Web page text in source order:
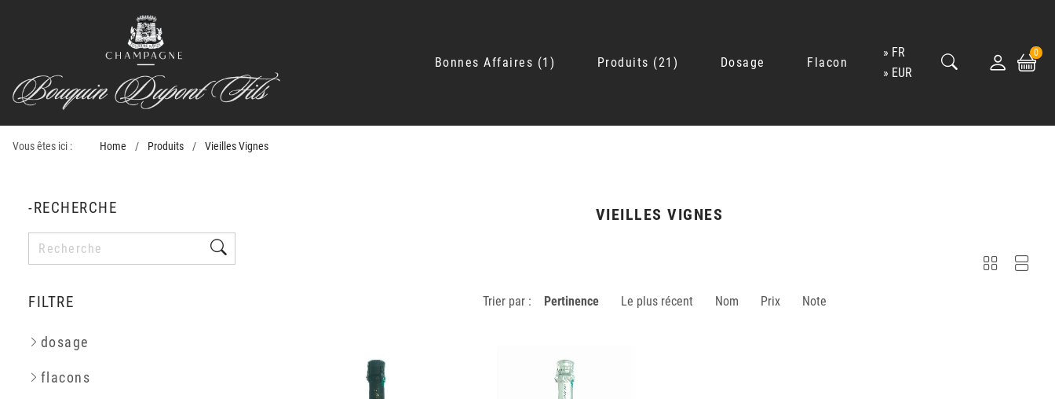
Bonnes Affaires 1 Produits 21 Dosage Flacon
FR
EUR
0
Vous êtes ici : Home Produits Vieilles Vignes
-RECHERCHE
FILTRE
dosage
flacons
VIEILLES VIGNES
Trier par : Pertinence Le plus récent Nom Prix Note